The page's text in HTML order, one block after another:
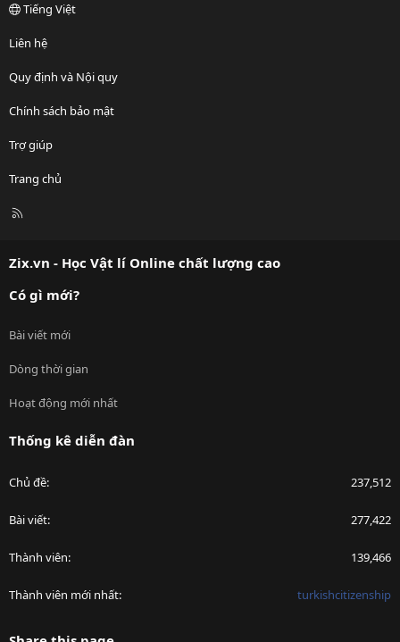
Tiếng Việt
Liên hệ
Quy định và Nội quy
Chính sách bảo mật
Trợ giúp
Trang chủ
R
Zix.vn - Học Vật lí Online chất lượng cao
Có gì mới?
Bài viết mới
Dòng thời gian
Hoạt động mới nhất
Thống kê diễn đàn
Chủ đề 237,512
Bài viết 277,422
Thành viên 139,466
Thành viên mới nhất turkishcitizenship